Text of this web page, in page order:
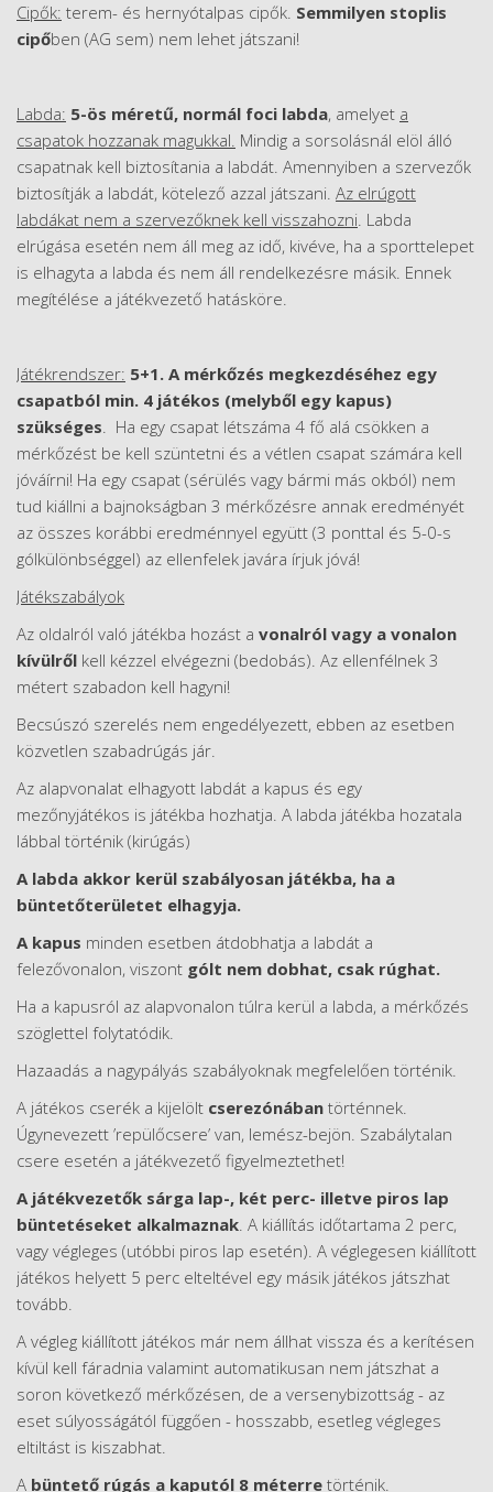
Cipők: terem- és hernyótalpas cipők. Semmilyen stoplis
cipőben (AG sem) nem lehet játszani!
Labda: 5-ös méretű, normál foci labda, amelyet a
csapatok hozzanak magukkal. Mindig a sorsolásnál elöl álló
csapatnak kell biztosítania a labdát. Amennyiben a szervezők
biztosítják a labdát, kötelező azzal játszani. Az elrúgott
labdákat nem a szervezőknek kell visszahozni. Labda
elrúgása esetén nem áll meg az idő, kivéve, ha a sporttelepet
is elhagyta a labda és nem áll rendelkezésre másik. Ennek
megítélése a játékvezető hatásköre.
Játékrendszer: 5+1. A mérkőzés megkezdéséhez egy
csapatból min. 4 játékos (melyből egy kapus)
szükséges. Ha egy csapat létszáma 4 fő alá csökken a
mérkőzést be kell szüntetni és a vétlen csapat számára kell
jóváírni! Ha egy csapat (sérülés vagy bármi más okból) nem
tud kiállni a bajnokságban 3 mérkőzésre annak eredményét
az összes korábbi eredménnyel együtt (3 ponttal és 5-0-s
gólkülönbséggel) az ellenfelek javára írjuk jóvá!
Játékszabályok
Az oldalról való játékba hozást a vonalról vagy a vonalon
kívülről kell kézzel elvégezni (bedobás). Az ellenfélnek 3
métert szabadon kell hagyni!
Becsúszó szerelés nem engedélyezett, ebben az esetben
közvetlen szabadrúgás jár.
Az alapvonalat elhagyott labdát a kapus és egy
mezőnyjátékos is játékba hozhatja. A labda játékba hozatala
lábbal történik (kirúgás)
A labda akkor kerül szabályosan játékba, ha a
büntetőterületet elhagyja.
A kapus minden esetben átdobhatja a labdát a
felezővonalon, viszont gólt nem dobhat, csak rúghat.
Ha a kapusról az alapvonalon túlra kerül a labda, a mérkőzés
szöglettel folytatódik.
Hazaadás a nagypályás szabályoknak megfelelően történik.
A játékos cserék a kijelölt cserezónában történnek.
Úgynevezett ’repülőcsere’ van, lemész-bejön. Szabálytalan
csere esetén a játékvezető figyelmeztethet!
A játékvezetők sárga lap-, két perc- illetve piros lap
büntetéseket alkalmaznak. A kiállítás időtartama 2 perc,
vagy végleges (utóbbi piros lap esetén). A véglegesen kiállított
játékos helyett 5 perc elteltével egy másik játékos játszhat
tovább.
A végleg kiállított játékos már nem állhat vissza és a kerítésen
kívül kell fáradnia valamint automatikusan nem játszhat a
soron következő mérkőzésen, de a versenybizottság - az
eset súlyosságától függően - hosszabb, esetleg végleges
eltiltást is kiszabhat.
A büntető rúgás a kaputól 8 méterre történik.